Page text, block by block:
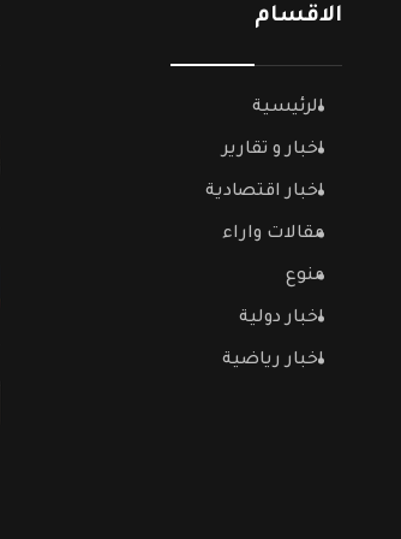
الاقسام
الرئيسية
اخبار و تقارير
اخبار اقتصادية
مقالات واراء
منوع
اخبار دولية
اخبار رياضية